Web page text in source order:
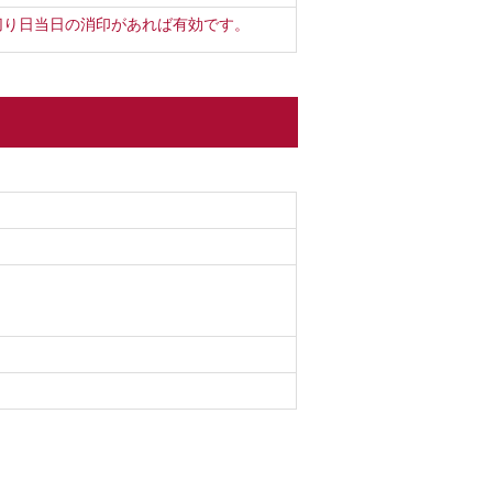
日当日の消印があれば有効です。